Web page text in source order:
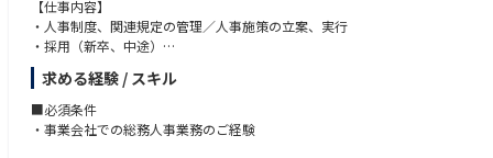
【仕事内容】
・人事制度、関連規定の管理／人事施策の立案、実行
・採用（新卒、中途）
・教育研修制度の企画、運用
・給与計算、社会保険手続き
・その他総務、庶務業務 など
※人事制度経験がなくとも、チャレンジされたい意向がある方も歓迎で
求める経験 / スキル
■必須条件
・事業会社での総務人事業務のご経験